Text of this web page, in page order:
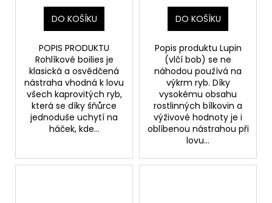
DO KOŠÍKU
POPIS PRODUKTU
Rohlíkové boilies je
klasická a osvědčená
nástraha vhodná k lovu
všech kaprovitých ryb,
která se díky šňůrce
jednoduše uchytí na
háček, kde...
DO KOŠÍKU
Popis produktu Lupin
(vlčí bob) se ne
náhodou používá na
výkrm ryb. Díky
vysokému obsahu
rostlinných bílkovin a
výživové hodnoty je i
oblíbenou nástrahou při
lovu...